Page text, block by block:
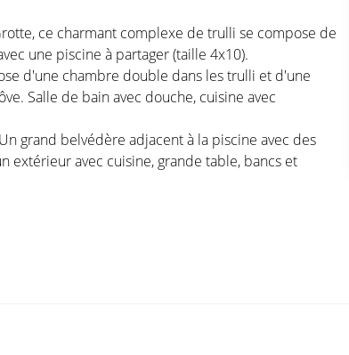
ce charmant complexe de trulli se compose de
une piscine à partager (taille 4x10).
d'une chambre double dans les trulli et d'une
Salle de bain avec douche, cuisine avec
grand belvédère adjacent à la piscine avec des
extérieur avec cuisine, grande table, bancs et